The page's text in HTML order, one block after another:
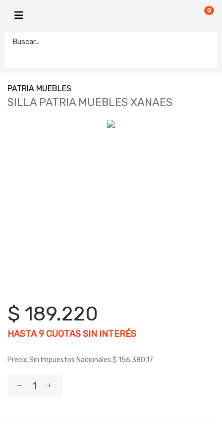
0
PATRIA MUEBLES
SILLA PATRIA MUEBLES XANAES
$ 189.220
HASTA9 CUOTAS SIN INTERÉS
Precio Sin Impuestos Nacionales:$ 156.380,17